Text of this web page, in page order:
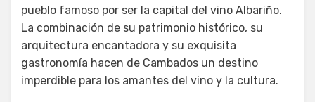
pueblo famoso por ser la capital del vino Albariño.
La combinación de su patrimonio histórico, su
arquitectura encantadora y su exquisita
gastronomía hacen de Cambados un destino
imperdible para los amantes del vino y la cultura.